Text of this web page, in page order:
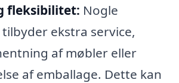
fleksibilitet: Nogle
ekstra service,
af møbler eller
af emballage. Dette kan